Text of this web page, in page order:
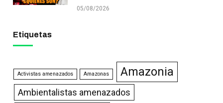
05/08/2026
Etiquetas
Activistas amenazados Amazonas Amazonia
Ambientalistas amenazados